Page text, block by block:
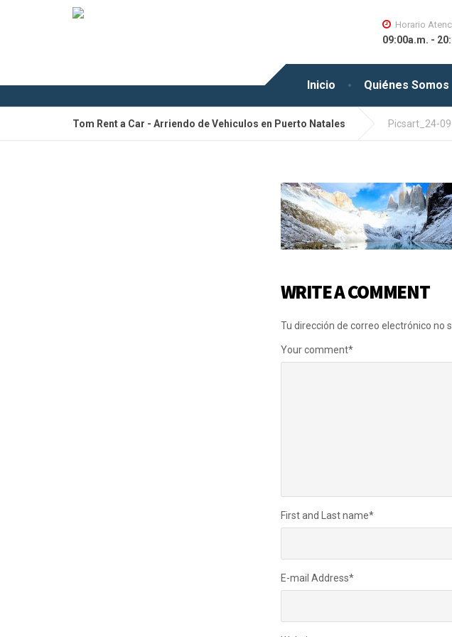
Inicio Quiénes Somos
Horario
09:00a.m. -
Tom Rent a Car - Arriendo de Vehiculos en Puerto Natales Picsart_24-
WRITE A COMMENT
Tu dirección de correo electrónico no
Your comment*
First and Last name*
E-mail Address*